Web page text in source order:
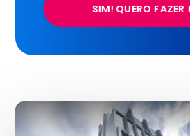
SIM! QUERO FAZER